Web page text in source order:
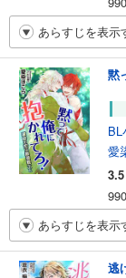
あらすじを表示
黙
BL
愛
3.5
あらすじを表示
逃